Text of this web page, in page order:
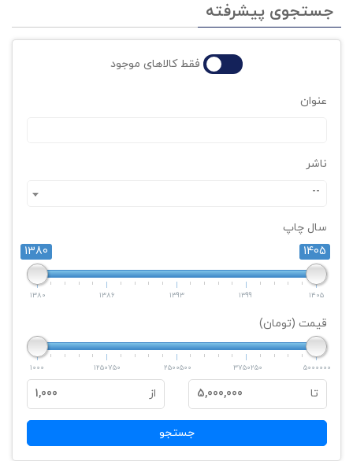
جستجوی پیشرفته
فقط کالاهای موجود
عنوان
ناشر
--
سال چاپ
1380
1405
1380 1386 1393 1399 1405
قیمت (تومان)
1000 1250750 2500500 3750250 5000000
تا 5,000,000 از 1,000
جستجو